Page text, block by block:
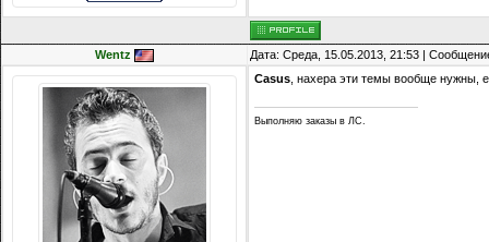
Wentz Дата: Среда, 15.05.2013, 21:53 |
Casus , нахера эти темы вообще нужны,
Выполняю заказы в ЛС.